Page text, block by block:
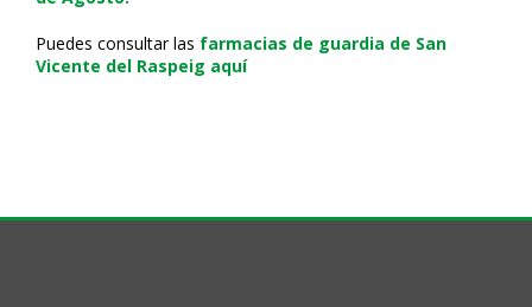
Puedes consultar las farmacias de guardia de San
Vicente del Raspeig aquí